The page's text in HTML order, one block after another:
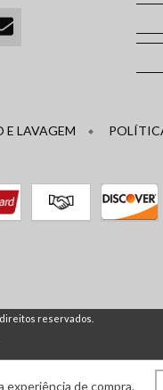
experiência de compra.
E LAVAGEM
direitos reservados.